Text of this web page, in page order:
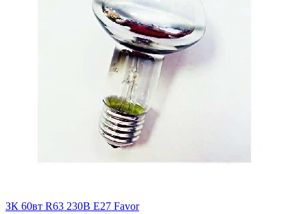
ЗК 60вт R63 230B Е27 Favor